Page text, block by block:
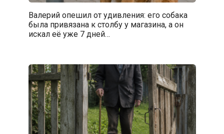
Валерий опешил от удивления: его собака
была привязана к столбу у магазина, а он
искал её уже 7 дней…